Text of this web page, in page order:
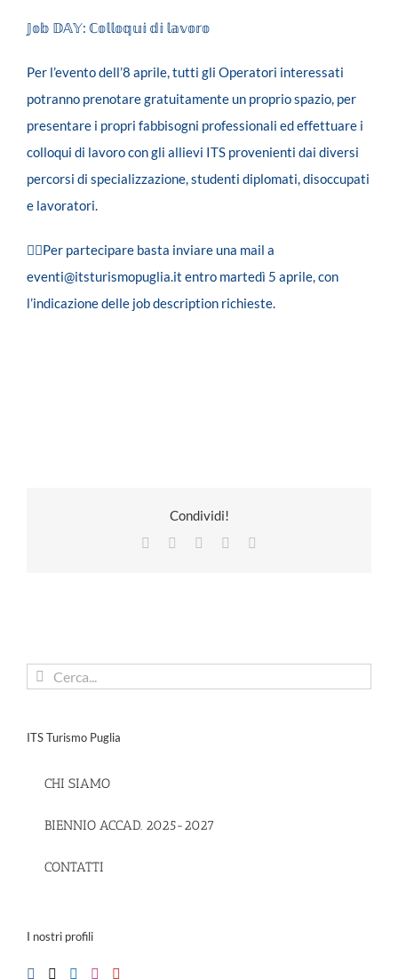
𝕁𝕠𝕓 𝔻𝔸𝕐: ℂ𝕠𝕝𝕝𝕠𝕢𝕦𝕚 𝕕𝕚 𝕝𝕒𝕧𝕠𝕣𝕠
Per l’evento dell’8 aprile, tutti gli Operatori interessati
potranno prenotare gratuitamente un proprio spazio, per
presentare i propri fabbisogni professionali ed effettuare i
colloqui di lavoro con gli allievi ITS provenienti dai diversi
percorsi di specializzazione, studenti diplomati, disoccupati
e lavoratori.
👉🏻Per partecipare basta inviare una mail a
eventi@itsturismopuglia.it entro martedì 5 aprile, con
l’indicazione delle job description richieste.
Condividi!
Facebook LinkedInPinterest
Cerca
ITS Turismo Puglia
CHI SIAMO
BIENNIO ACCAD. 2025-2027
CONTATTI
I nostri profili